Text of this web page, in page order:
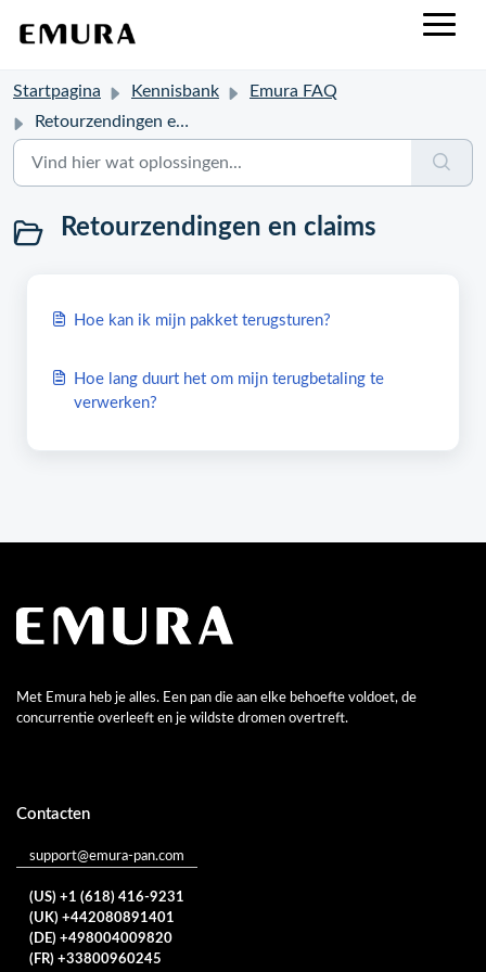
Startpagina Kennisbank
Emura FAQ
Retourzendingen en claims
Retourzendingen en claims
Hoe kan ik mijn pakket terugsturen?
Hoe lang duurt het om mijn terugbetaling te
verwerken?
Met Emura heb je alles. Een pan die aan elke behoefte voldoet, de
concurrentie overleeft en je wildste dromen overtreft.
Contacten
support@emura-pan.com
(US) +1 (618) 416-9231
(UK) +442080891401
(DE) +498004009820
(FR) +33800960245